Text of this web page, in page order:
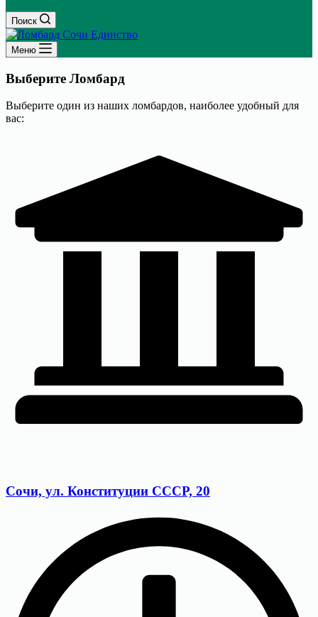
Поиск
Меню
Выберите Ломбард
Выберите один из наших ломбардов, наиболее удобный для
вас:
Сочи, ул. Конституции СССР, 20